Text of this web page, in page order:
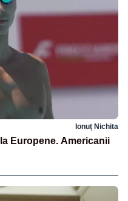
Ionuț Nichita
Europene. Americanii